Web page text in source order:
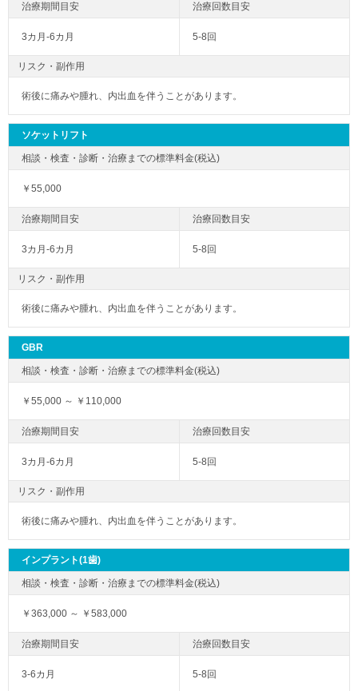
3カ月-6カ月 5-8回
リスク・副作用
術後に痛みや腫れ、内出血を伴うことがあります。
ソケットリフト
￥55,000
3カ月-6カ月 5-8回
リスク・副作用
術後に痛みや腫れ、内出血を伴うことがあります。
GBR
￥55,000 ～ ￥110,000
3カ月-6カ月 5-8回
リスク・副作用
術後に痛みや腫れ、内出血を伴うことがあります。
インプラント(1歯)
￥363,000 ～ ￥583,000
3-6カ月 5-8回